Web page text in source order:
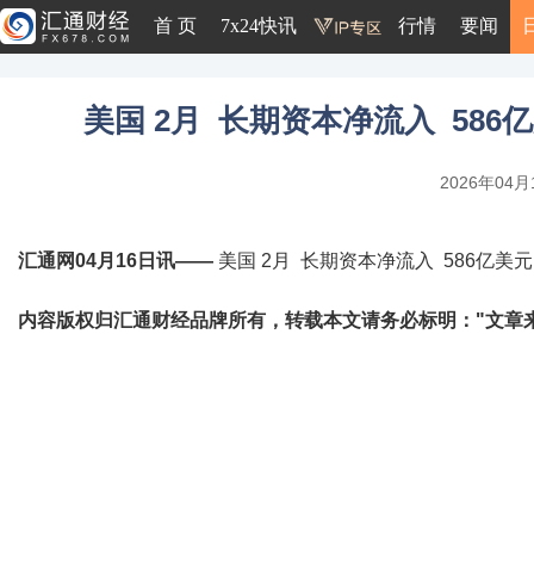
首 页 7x24快讯 行情 要闻
美国 2月 长期资本净流入 586
2026年04
汇通网04月16日讯—— 美国 2月 长期资本净流入 586亿美
内容版权归汇通财经品牌所有，转载本文请务必标明："文章